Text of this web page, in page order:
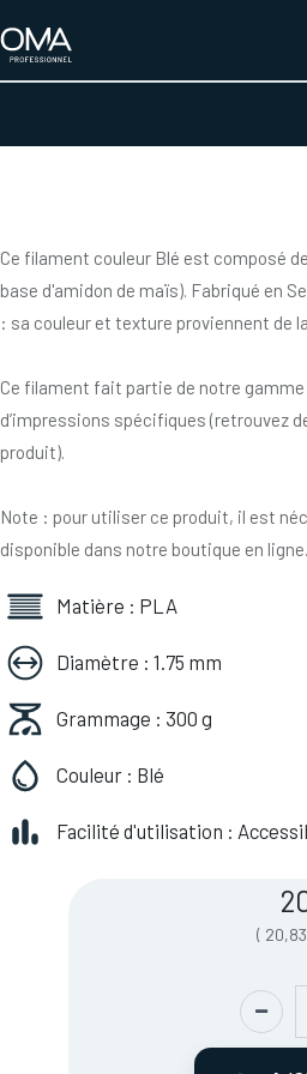
Ce filament couleur Blé est composé
base d'amidon de maïs). Fabriqué en
: sa couleur et texture proviennent de
Ce filament fait partie de notre
d’impressions spécifiques (retrouvez
produit).
Note : pour utiliser ce produit, il est
disponible dans notre boutique en ligne.
Matière : PLA
Diamètre : 1.75 mm
Grammage : 300 g
Couleur : Blé
Facilité d'utilisation :
( 20,83